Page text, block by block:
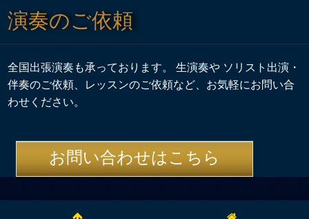
演奏のご依頼
全国出張演奏も承っております。 生演奏や ソリスト出演・
伴奏のご依頼、レッスンのご依頼など、お気軽にお問い合
わせください。
お問い合わせはこちら